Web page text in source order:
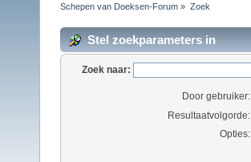
Schepen van Doeksen-Forum » Zoek
Stel zoekparameters in
Zoek naar:
Door gebruiker:
Resultaatvolgorde:
Opties: